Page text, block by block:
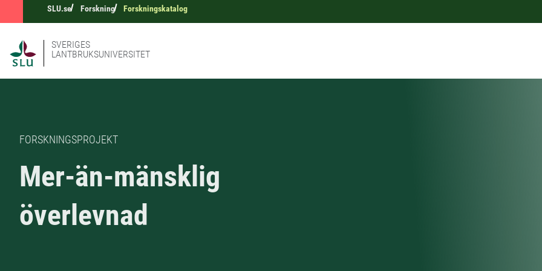
SLU.se Forskning Forskningskatalog
SVERIGES
LANTBRUKSUNIVERSITET
FORSKNINGSPROJEKT
Mer-än-mänsklig
överlevnad